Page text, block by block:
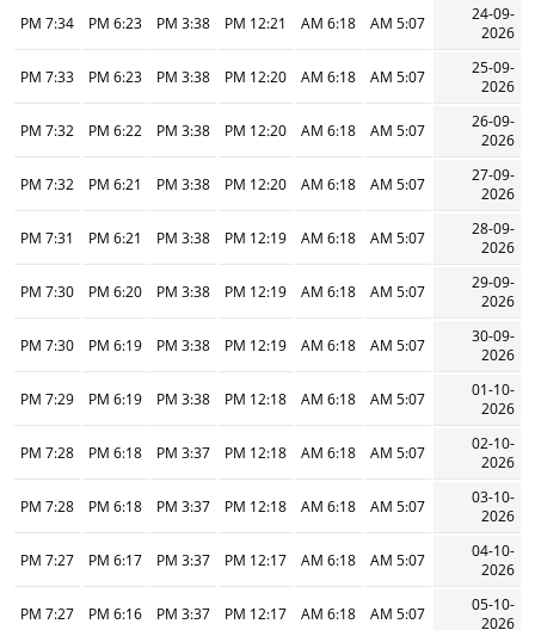
24-09-
2026
5:07 AM
6:18 AM
12:21 PM
3:38 PM
6:23 PM
7:34 PM
25-09-
2026
5:07 AM
6:18 AM
12:20 PM
3:38 PM
6:23 PM
7:33 PM
26-09-
2026
5:07 AM
6:18 AM
12:20 PM
3:38 PM
6:22 PM
7:32 PM
27-09-
2026
5:07 AM
6:18 AM
12:20 PM
3:38 PM
6:21 PM
7:32 PM
28-09-
2026
5:07 AM
6:18 AM
12:19 PM
3:38 PM
6:21 PM
7:31 PM
29-09-
2026
5:07 AM
6:18 AM
12:19 PM
3:38 PM
6:20 PM
7:30 PM
30-09-
2026
5:07 AM
6:18 AM
12:19 PM
3:38 PM
6:19 PM
7:30 PM
01-10-
2026
5:07 AM
6:18 AM
12:18 PM
3:38 PM
6:19 PM
7:29 PM
02-10-
2026
5:07 AM
6:18 AM
12:18 PM
3:37 PM
6:18 PM
7:28 PM
03-10-
2026
5:07 AM
6:18 AM
12:18 PM
3:37 PM
6:18 PM
7:28 PM
04-10-
2026
5:07 AM
6:18 AM
12:17 PM
3:37 PM
6:17 PM
7:27 PM
05-10-
2026
5:07 AM
6:18 AM
12:17 PM
3:37 PM
6:16 PM
7:27 PM